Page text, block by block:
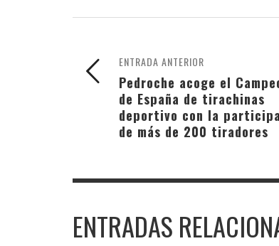
ENTRADA ANTERIOR
Pedroche acoge el
de España de tirachinas
deportivo con la
de más de 200 tiradores
ENTRADAS